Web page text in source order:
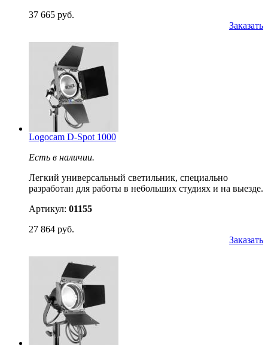
37 665 руб.
Заказать
Logocam D-Spot 1000
Есть в наличии.
Легкий универсальный светильник, специально
разработан для работы в небольших студиях и на выезде.
Артикул: 01155
27 864 руб.
Заказать